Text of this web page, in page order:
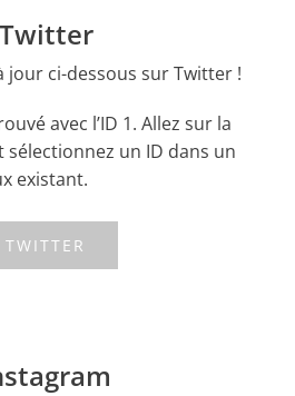
Twitter
jour ci-dessous sur Twitter !
avec l’ID 1. Allez sur la
un ID dans un
existant.
TWITTER